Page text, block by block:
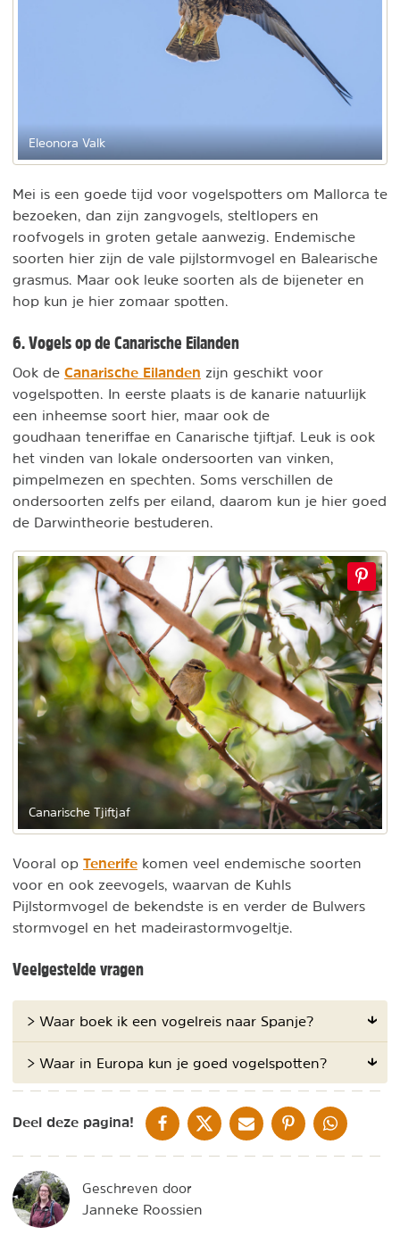
Eleonora Valk
Mei is een goede tijd voor vogelspotters om Mallorca te
bezoeken, dan zijn zangvogels, steltlopers en
roofvogels in groten getale aanwezig. Endemische
soorten hier zijn de vale pijlstormvogel en Balearische
grasmus. Maar ook leuke soorten als de bijeneter en
hop kun je hier zomaar spotten.
6. Vogels op de Canarische Eilanden
Ook de Canarische Eilanden zijn geschikt voor
vogelspotten. In eerste plaats is de kanarie natuurlijk
een inheemse soort hier, maar ook de
goudhaan teneriffae en Canarische tjiftjaf. Leuk is ook
het vinden van lokale ondersoorten van vinken,
pimpelmezen en spechten. Soms verschillen de
ondersoorten zelfs per eiland, daarom kun je hier goed
de Darwintheorie bestuderen.
Canarische Tjiftjaf
Vooral op Tenerife komen veel endemische soorten
voor en ook zeevogels, waarvan de Kuhls
Pijlstormvogel de bekendste is en verder de Bulwers
stormvogel en het madeirastormvogeltje.
Veelgestelde vragen
> Waar boek ik een vogelreis naar Spanje?
> Waar in Europa kun je goed vogelspotten?
Deel deze pagina! DELEN OP FACEBOOK
DELEN OP XDELEN VIA DE MAIL
DELEN OP PINTEREST
DELEN OP
Geschreven door
Janneke Roossien